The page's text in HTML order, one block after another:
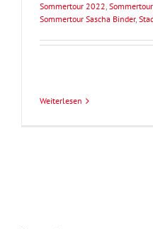
Sommertour 2022,
Sommertour Sascha Binder,
Weiterlesen